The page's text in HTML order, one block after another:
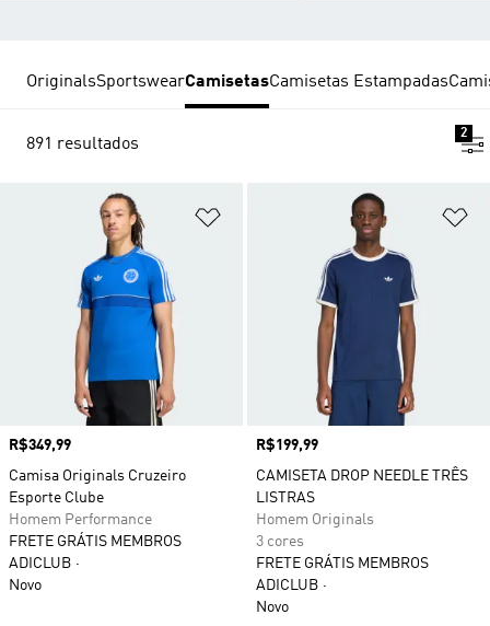
OriginalsSportswearCamisetasCamisetas Estampadas
891 resultados
2
Adicionar à Lista de Desejos
Preço
R$349,99
Camisa Originals Cruzeiro
Esporte Clube
Homem Performance
FRETE GRÁTIS MEMBROS
ADICLUB
Novo
Preço
R$199,99
CAMISETA DROP NEEDLE TRÊS
LISTRAS
Homem Originals
3 cores
FRETE GRÁTIS MEMBROS
ADICLUB
Novo